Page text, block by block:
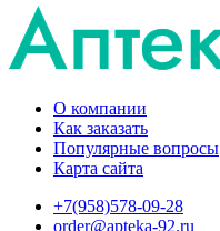
О компании
Как заказать
Популярные вопросы
Карта сайта
+7(958)578-09-28
order@apteka-92.ru